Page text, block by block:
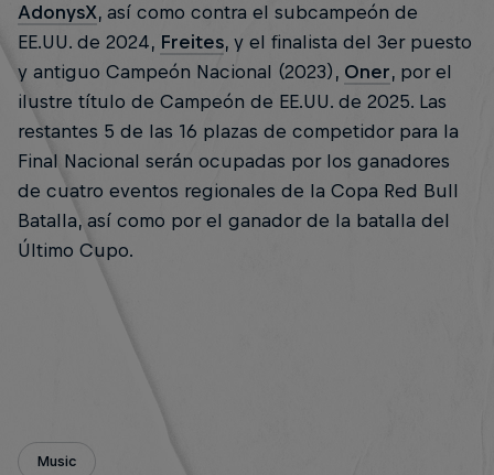
AdonysX, así como contra el subcampeón de
EE.UU. de 2024, Freites, y el finalista del 3er puesto
y antiguo Campeón Nacional (2023), Oner, por el
ilustre título de Campeón de EE.UU. de 2025. Las
restantes 5 de las 16 plazas de competidor para la
Final Nacional serán ocupadas por los ganadores
de cuatro eventos regionales de la Copa Red Bull
Batalla, así como por el ganador de la batalla del
Último Cupo.
Music